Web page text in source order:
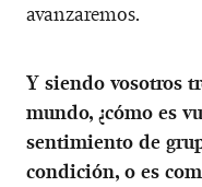
avanzaremos.
Y siendo vosotros
mundo, ¿cómo es
sentimiento de
condición, o es